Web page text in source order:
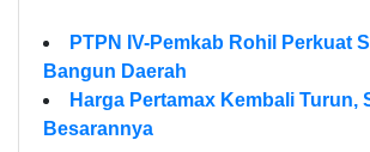
PTPN IV-Pemkab Rohil Perkuat
Bangun Daerah
Harga Pertamax Kembali Turun,
Besarannya